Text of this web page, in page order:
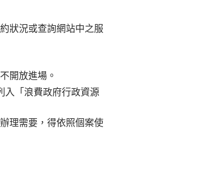
狀況或查詢網站中之服
開放進場。
入「浪費政府行政資源
理需要，得依照個案使